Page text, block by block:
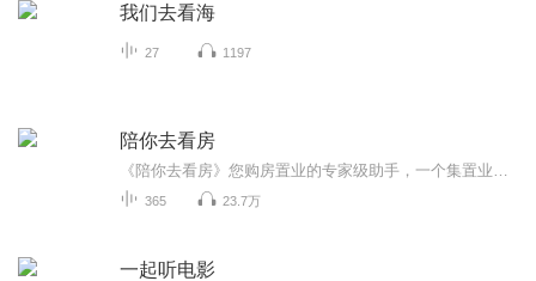
我们去看海
27 1197
陪你去看房
365 23.7万
一起听电影